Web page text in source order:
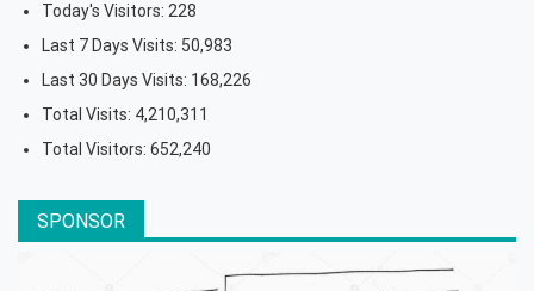
Today's Visitors: 228
Last 7 Days Visits: 50,983
Last 30 Days Visits: 168,226
Total Visits: 4,210,311
Total Visitors: 652,240
SPONSOR